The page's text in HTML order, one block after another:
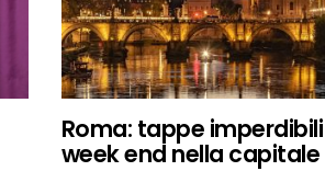
Roma: tappe
week end nella capitale